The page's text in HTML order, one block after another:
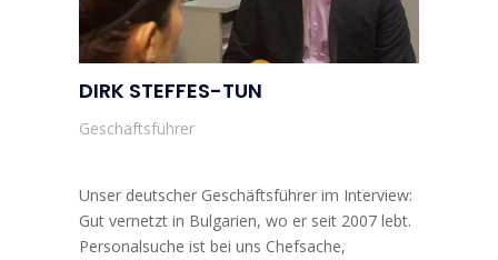
DIRK STEFFES-TUN
Geschäftsführer
Unser deutscher Geschäftsführer im Interview:
Gut vernetzt in Bulgarien, wo er seit 2007 lebt.
Personalsuche ist bei uns Chefsache,